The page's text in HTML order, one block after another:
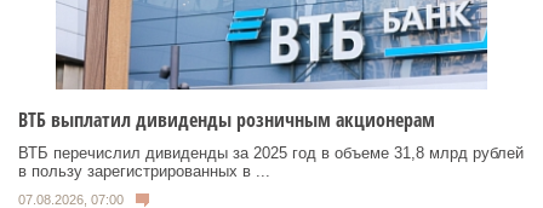
ВТБ выплатил дивиденды розничным акционерам
ВТБ перечислил дивиденды за 2025 год в объеме 31,8 млрд рублей
в пользу зарегистрированных в ...
07.08.2026, 07:00